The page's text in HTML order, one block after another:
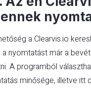
a Clearvis.io
nyomtatást már a
A programból
minősége, illetve itt